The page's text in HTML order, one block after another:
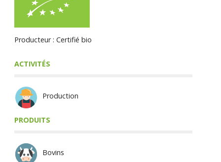
Producteur : Certifié bio
ACTIVITÉS
Production
PRODUITS
Bovins